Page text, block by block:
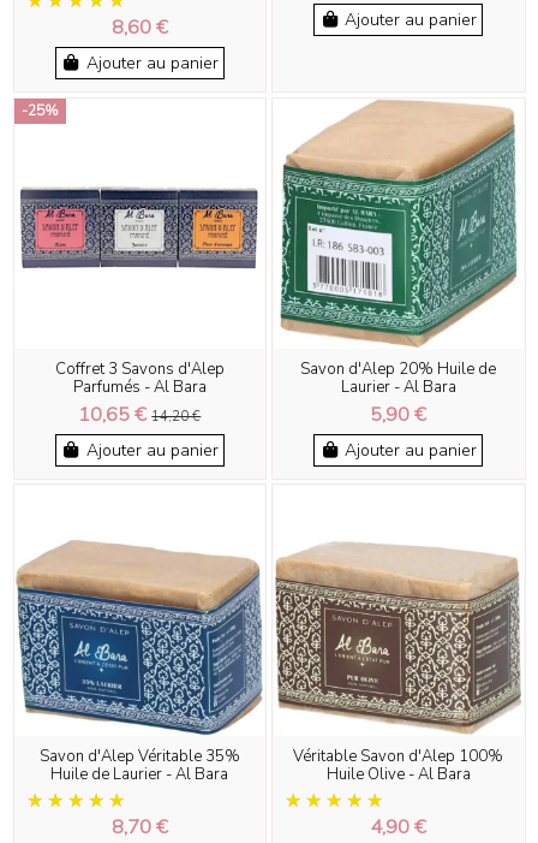
8,60 €
Ajouter au panier
Ajouter au panier
-25%
Coffret 3 Savons d'Alep
Parfumés - Al Bara
10,65 €14,20 €
Ajouter au panier
Savon d'Alep 20% Huile de
Laurier - Al Bara
5,90 €
Ajouter au panier
Savon d'Alep Véritable 35%
Huile de Laurier - Al Bara
8,70 €
Véritable Savon d'Alep 100%
Huile Olive - Al Bara
4,90 €